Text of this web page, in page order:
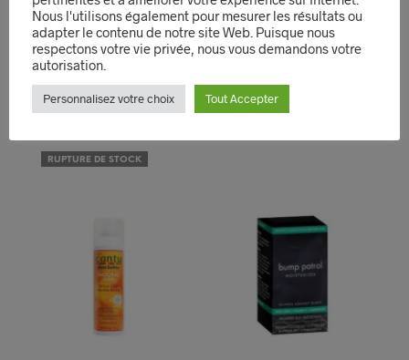
1L
23,99€
LIRE LA SUITE
MIZANI
16,99€
Le
prix
était :
16,99€.
14,99€Le
prix
AJOUTER AU PANIER
RUPTURE DE STOCK
Nous l'utilisons également pour mesurer les résultats ou
adapter le contenu de notre site Web. Puisque nous
respectons votre vie privée, nous vous demandons votre
autorisation.
Personnalisez votre choix Tout Accepter